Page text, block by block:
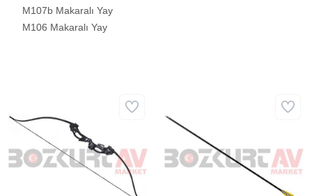
M107b Makaralı Yay
M106 Makaralı Yay